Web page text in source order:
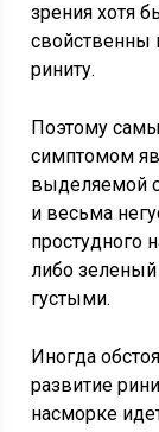
зрения хотя
свойственны
риниту.
Поэтому
симптомом
выделяемой
и весьма
простудного
либо зеленый
густыми.
Иногда
развитие
насморке